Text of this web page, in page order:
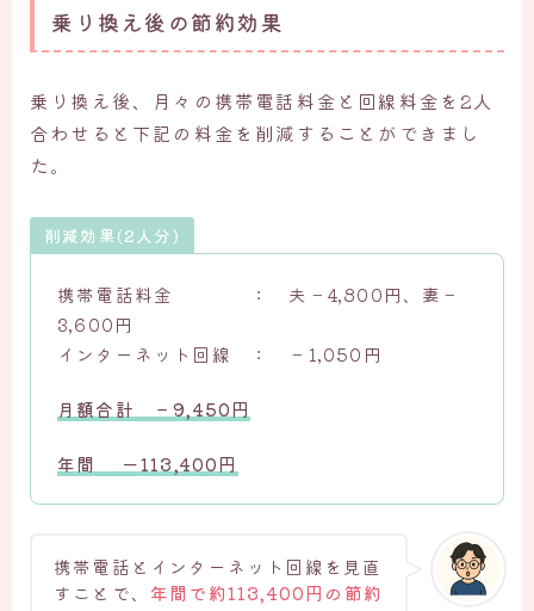
乗り換え後の節約効果
乗り換え後、月々の携帯電話料金と回線料金を2人
合わせると下記の料金を削減することができまし
た。
削減効果(2人分)
携帯電話料金 ： 夫－4,800円、妻－
3,600円
インターネット回線 ： －1,050円
月額合計 －9,450円
年間 ー113,400円
携帯電話とインターネット回線を見直
すことで、 年間で約113,400円の節約